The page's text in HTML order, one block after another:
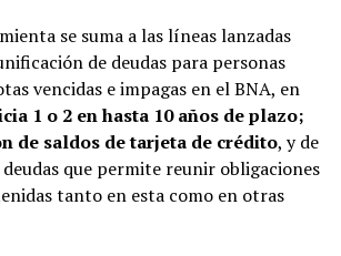
se suma a las líneas lanzadas
de deudas para personas
vencidas e impagas en el BNA, en
1 o 2 en hasta 10 años de plazo;
de saldos de tarjeta de crédito, y de
que permite reunir obligaciones
tanto en esta como en otras